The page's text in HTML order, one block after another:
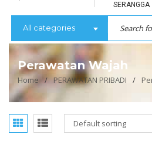
SERANGGA
All categories
Perawatan Wajah
Home / PERAWATAN PRIBADI /
Default sorting